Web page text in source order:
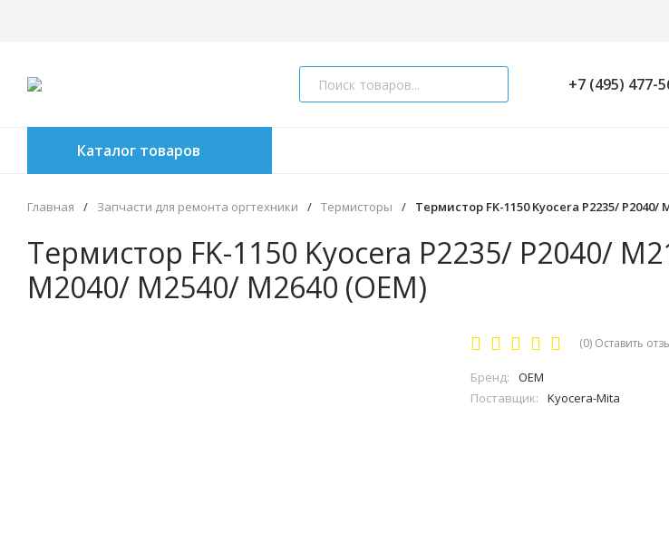
+7 (495) 477-
Каталог товаров
Главная / Запчасти для ремонта оргтехники / Термисторы / Термистор FK-1150 Kyocera P2235/ P2040/
Термистор FK-1150 Kyocera P2235/ P2040/
M2040/ M2540/ M2640 (ОEM)
(0) Оставить
Бренд:
OEM
Поставщик:
Kyocera-Mita